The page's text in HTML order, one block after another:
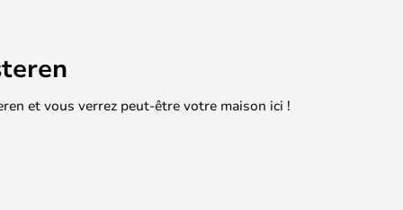
et vous verrez peut-être votre maison ici !